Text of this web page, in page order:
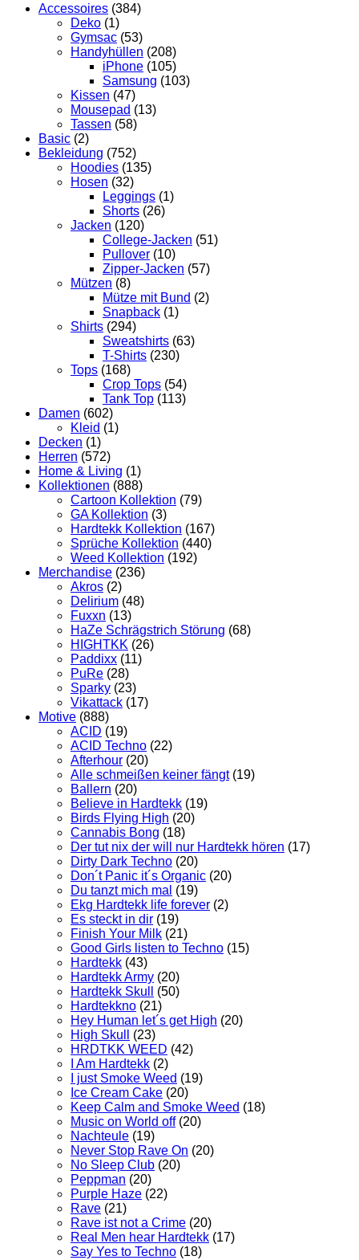
Accessoires (384)
Deko (1)
Gymsac (53)
Handyhüllen (208)
iPhone (105)
Samsung (103)
Kissen (47)
Mousepad (13)
Tassen (58)
Basic (2)
Bekleidung (752)
Hoodies (135)
Hosen (32)
Leggings (1)
Shorts (26)
Jacken (120)
College-Jacken (51)
Pullover (10)
Zipper-Jacken (57)
Mützen (8)
Mütze mit Bund (2)
Snapback (1)
Shirts (294)
Sweatshirts (63)
T-Shirts (230)
Tops (168)
Crop Tops (54)
Tank Top (113)
Damen (602)
Kleid (1)
Decken (1)
Herren (572)
Home & Living (1)
Kollektionen (888)
Cartoon Kollektion (79)
GA Kollektion (3)
Hardtekk Kollektion (167)
Sprüche Kollektion (440)
Weed Kollektion (192)
Merchandise (236)
Akros (2)
Delirium (48)
Fuxxn (13)
HaZe Schrägstrich Störung (68)
HIGHTKK (26)
Paddixx (11)
PuRe (28)
Sparky (23)
Vikattack (17)
Motive (888)
ACID (19)
ACID Techno (22)
Afterhour (20)
Alle schmeißen keiner fängt (19)
Ballern (20)
Believe in Hardtekk (19)
Birds Flying High (20)
Cannabis Bong (18)
Der tut nix der will nur Hardtekk hören (17)
Dirty Dark Techno (20)
Don´t Panic it´s Organic (20)
Du tanzt mich mal (19)
Ekg Hardtekk life forever (2)
Es steckt in dir (19)
Finish Your Milk (21)
Good Girls listen to Techno (15)
Hardtekk (43)
Hardtekk Army (20)
Hardtekk Skull
(50)
Hardtekkno (21)
Hey Human let´s get High (20)
High Skull
(23)
HRDTKK WEED (42)
I Am Hardtekk (2)
I just Smoke Weed (19)
Ice Cream Cake (20)
Keep Calm and Smoke Weed (18)
Music on World off (20)
Nachteule (19)
Never Stop Rave On (20)
No Sleep Club (20)
Peppman (20)
Purple Haze (22)
Rave (21)
Rave ist not a Crime (20)
Real Men hear Hardtekk (17)
Say Yes to Techno (18)